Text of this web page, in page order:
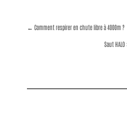
← Comment respirer en chute libre à 4000m ?
Saut